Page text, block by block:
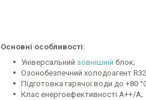
Основні особливості:
Універсальний зовнішній блок;
Озонобезпечний холодоагент
Підготовка гарячої води до +80
Клас енергоефективності А++/А;